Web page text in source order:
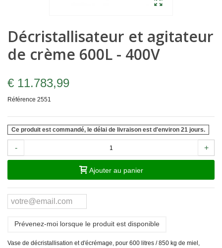
Décristallisateur et agitateur
de crème 600L - 400V
€ 11.783,99
Référence 2551
Ce produit est commandé, le délai de livraison est d'environ 21 jours.
- +
Ajouter au panier
Prévenez-moi lorsque le produit est disponible
Vase de décristallisation et d'écrémage, pour 600 litres / 850 kg de miel,